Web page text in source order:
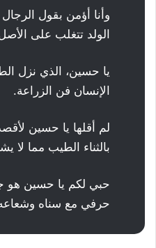
وأنا أؤمن بقول
الولد تتغلب على
يا حسين، الذي نزل
الإنسان فن الزراعة.
لم أقلها يا حسين
بالثناء الطيب مما لا
حبي لكم يا حسين هو
حرفي مع سناه